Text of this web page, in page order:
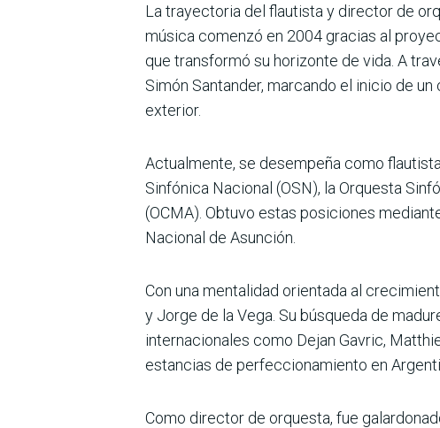
La trayectoria del flautista y director de
música comenzó en 2004 gracias al
que transformó su horizonte de vida. A
Simón Santander, marcando el inicio de
exterior.
Actualmente, se desempeña como
Sinfónica Nacional (OSN), la Orquesta
(OCMA). Obtuvo estas posiciones
Nacional de Asunción.
Con una mentalidad orientada al
y Jorge de la Vega. Su búsqueda de
internacionales como Dejan Gavric,
estancias de perfeccionamiento en
Como director de orquesta, fue